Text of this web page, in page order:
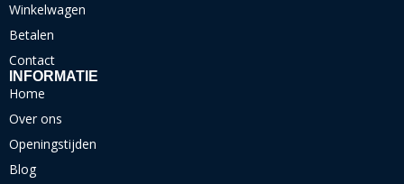
Winkelwagen
Betalen
Contact
INFORMATIE
Home
Over ons
Openingstijden
Blog